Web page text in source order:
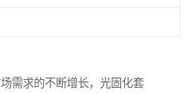
需求的不断增长，光固化套